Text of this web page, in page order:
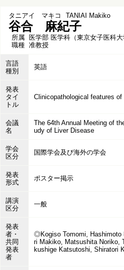
タニアイ マキコ TANIAI Makiko
谷合 麻紀子
所属 医学部 医学科（東京女子医科大
職種 准教授
言語
種別
英語
発表
タイ
トル
Clinicopathological features
会議
名
The 64th Annual Meeting of
udy of Liver Disease
学会
区分
国際学会及び海外の学会
発表
形式
ポスター掲示
講演
区分
一般
発表
者・
共同
発表
者
◎Kogiso Tomomi, Hashimoto
ri Makiko, Matsushita Noriko,
kushige Katsutoshi, Shiratori